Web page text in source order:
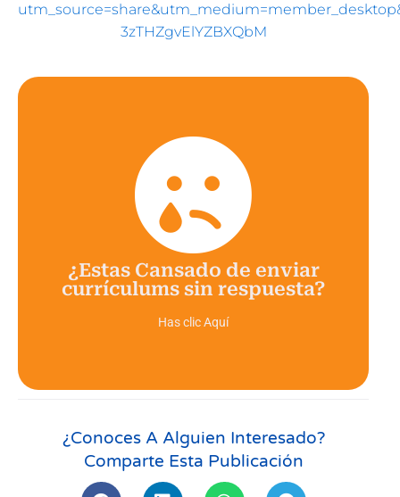
3zTHZgvElYZBXQbM
¿Estas Cansado de enviar
currículums sin respuesta?
Has clic Aquí
¡Regístrate en TalentPath y
alcanza tus metas!
¡Descubre cómo destacar entre la multitud y
conseguir el trabajo de tus sueños!
Agenda un Zoom Gratuito
¿Conoces A Alguien Interesado?
Comparte Esta Publicación